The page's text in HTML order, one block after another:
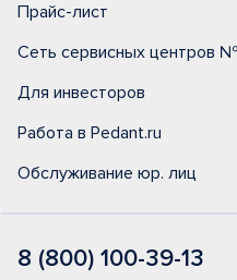
Прайс-лист
Сеть сервисных центров
Для инвесторов
Работа в Pedant.ru
Обслуживание юр. лиц
8 (800) 100-39-13